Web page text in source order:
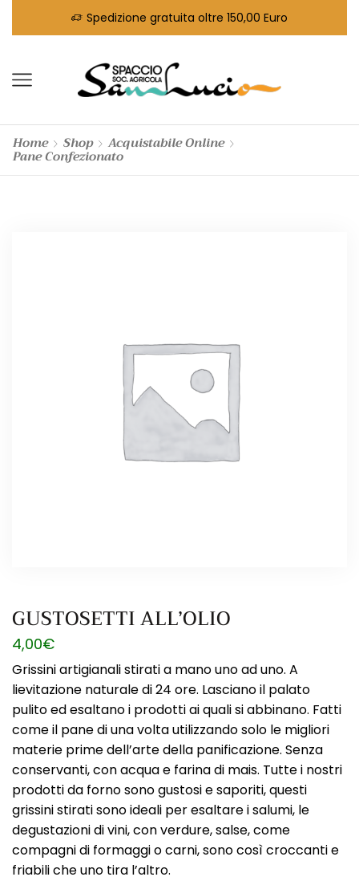
Spedizione gratuita oltre 150,00 Euro
Home Shop Acquistabile Online
Pane Confezionato
GUSTOSETTI ALL’OLIO
4,00€
Grissini artigianali stirati a mano uno ad uno. A
lievitazione naturale di 24 ore. Lasciano il palato
pulito ed esaltano i prodotti ai quali si abbinano. Fatti
come il pane di una volta utilizzando solo le migliori
materie prime dell’arte della panificazione. Senza
conservanti, con acqua e farina di mais. Tutte i nostri
prodotti da forno sono gustosi e saporiti, questi
grissini stirati sono ideali per esaltare i salumi, le
degustazioni di vini, con verdure, salse, come
compagni di formaggi o carni, sono così croccanti e
friabili che uno tira l’altro.